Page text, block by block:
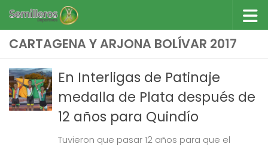
Saltar al contenido
CARTAGENA Y ARJONA BOLÍVAR 2017
En Interligas de Patinaje
medalla de Plata después de
12 años para Quindío
Tuvieron que pasar 12 años para que el